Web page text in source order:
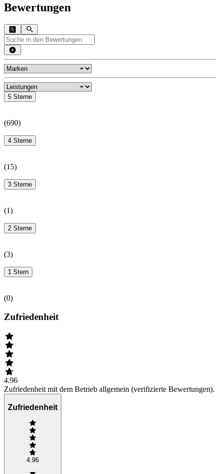
Bewertungen
5 Sterne
(690)
4 Sterne
(15)
3 Sterne
(1)
2 Sterne
(3)
1 Stern
(0)
Zufriedenheit
4.96
Zufriedenheit mit dem Betrieb allgemein (verifizierte Bewertungen).
Zufriedenheit
4.96